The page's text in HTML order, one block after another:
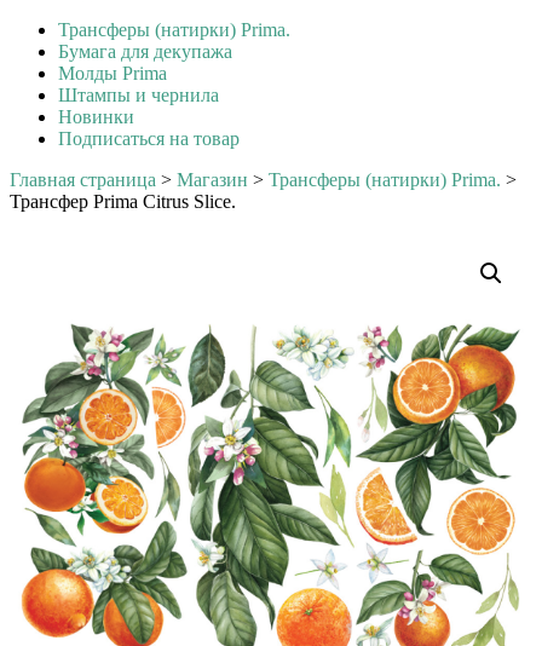
Трансферы (натирки) Prima.
Бумага для декупажа
Молды Prima
Штампы и чернила
Новинки
Подписаться на товар
Главная страница > Магазин > Трансферы (натирки) Prima. >
Трансфер Prima Citrus Slice.